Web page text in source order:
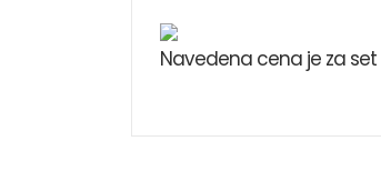
Navedena cena je za set